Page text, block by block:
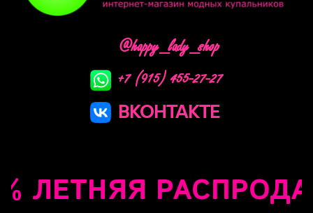
@happy_lady_shop
+7 (915) 455-27-27
ВКОНТАКТЕ
ЛЕТНЯЯ